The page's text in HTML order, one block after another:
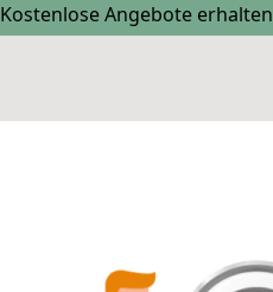
Kostenlose Angebote erhalten